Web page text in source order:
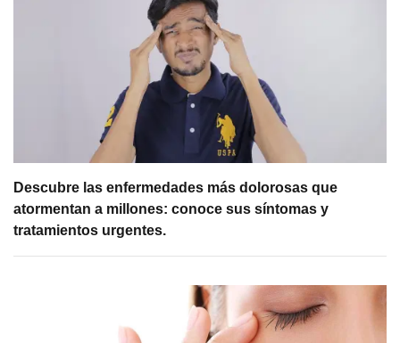
Descubre las enfermedades más dolorosas que
atormentan a millones: conoce sus síntomas y
tratamientos urgentes.